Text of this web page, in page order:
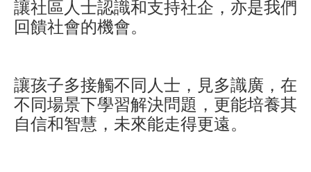
讓社區人士認識和支持社企，亦是我們
回饋社會的機會。
讓孩子多接觸不同人士，見多識廣，在
不同場景下學習解決問題，更能培養其
自信和智慧，未來能走得更遠。